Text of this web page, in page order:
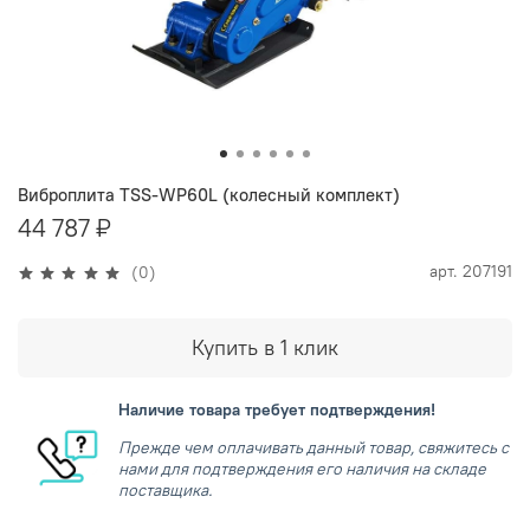
(0) арт. 207191
Виброплита TSS-WP60L (колесный комплект)
44 787 ₽
Купить в 1 клик
Наличие товара требует подтверждения!
Прежде чем оплачивать данный товар, свяжитесь с
нами для подтверждения его наличия на складе
поставщика.